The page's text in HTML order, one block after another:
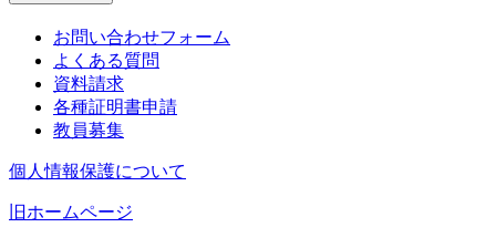
お問い合わせフォーム
よくある質問
資料請求
各種証明書申請
教員募集
個人情報保護について
旧ホームページ